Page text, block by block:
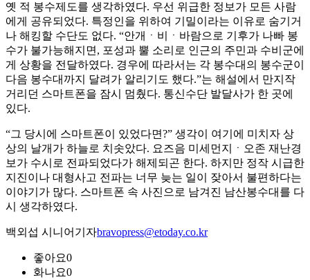
옛 적 봉수제도를 생각하였다. 우선 위급한 정보가 모든 사람
에게 공유되었다. 특정인을 위하여 기밀이라는 이유로 숨기거
나 해킹할 수단도 없다. “안개ㆍ비ㆍ바람으로 기후가 나빠 봉
수가 불가능해지면, 포성과 뿔 소리로 인근의 주민과 수비군에
게 상황을 전달하였다. 경우에 따라서는 각 봉수대의 봉수군이
다음 봉수대까지 달려가 알리기도 했다.”는 해설에서 만지작
거리던 스마트폰을 잠시 멈췄다. 통신수단 발달사가 한 곳에
있다.
“그 당시에 스마트폰이 있었다면?” 생각이 여기에 미치자 상
상의 날개가 하늘로 치솟았다. 요즈음 미세먼지ㆍ오존 재난경
보가 수시로 전파되었다가 해제되곤 한다. 하지만 정작 시급한
지진이나 대형사고 전파는 너무 늦는 일이 잦아서 불편하다는
이야기가 많다. 스마트폰 속 사진으로 남겨진 남산봉수대를 다
시 생각하였다.
백외섭 시니어기자bravopress@etoday.co.kr
좋아요0
화나요0